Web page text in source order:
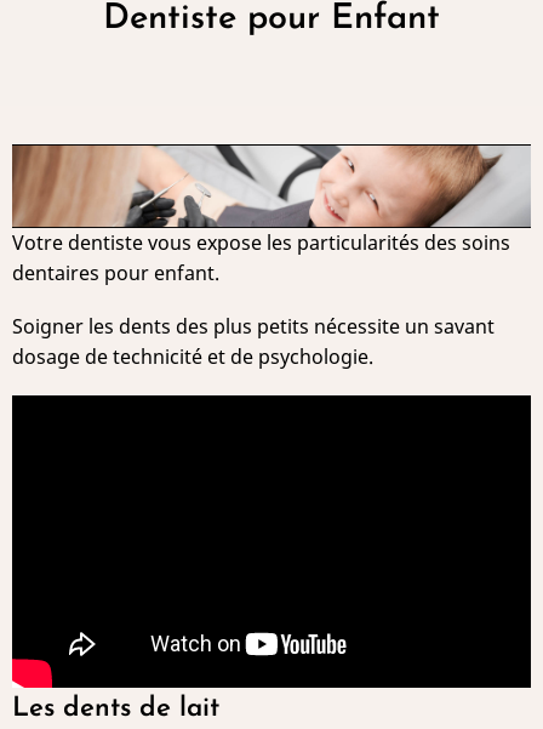
Dentiste pour Enfant
Votre dentiste vous expose les particularités des soins
dentaires pour enfant.
Soigner les dents des plus petits nécessite un savant
dosage de technicité et de psychologie.
Les dents de lait